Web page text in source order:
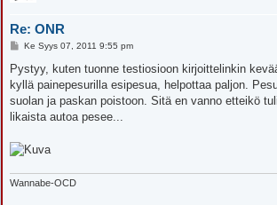
Re: ONR
V
e
s
t
i
Ke Syys 07, 2011 9:55 pm
Pystyy, kuten tuonne testiosioon kirjoittelinkin
kyllä painepesurilla esipesua, helpottaa paljon.
suolan ja paskan poistoon. Sitä en vanno etteikö
likaista autoa pesee...
Wannabe-OCD